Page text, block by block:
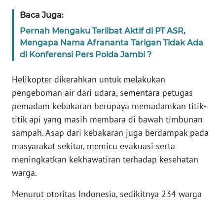
Baca Juga:
Pernah Mengaku Terlibat Aktif di PT ASR,
Mengapa Nama Afrananta Tarigan Tidak Ada
di Konferensi Pers Polda Jambi ?
Helikopter dikerahkan untuk melakukan
pengeboman air dari udara, sementara petugas
pemadam kebakaran berupaya memadamkan titik-
titik api yang masih membara di bawah timbunan
sampah. Asap dari kebakaran juga berdampak pada
masyarakat sekitar, memicu evakuasi serta
meningkatkan kekhawatiran terhadap kesehatan
warga.
Menurut otoritas Indonesia, sedikitnya 234 warga
WN
WN
KEPRI
WN
PAPUA
WN
PAPUA